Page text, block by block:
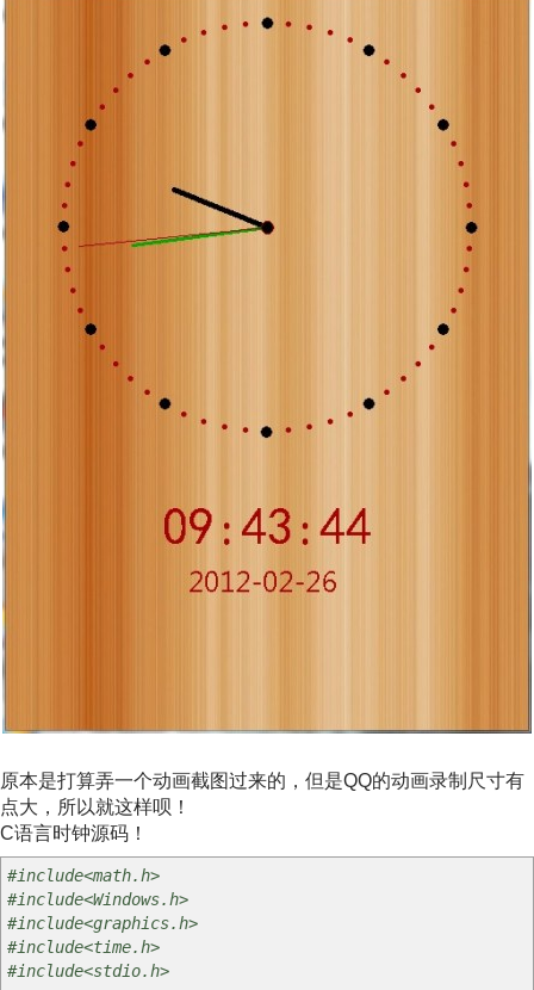
原本是打算弄一个动画截图过来的，但是QQ的动画录制尺寸有
点大，所以就这样呗！
C语言时钟源码！
#include<math.h>
#include<Windows.h>
#include<graphics.h>
#include<time.h>
#include<stdio.h>